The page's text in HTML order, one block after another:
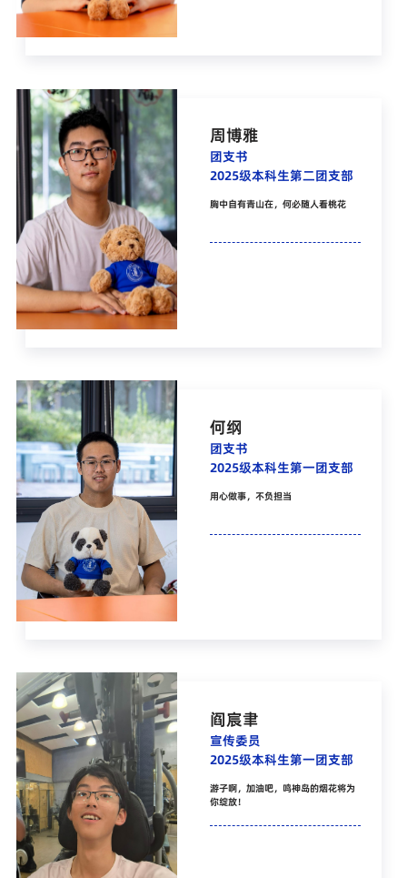
周博雅
团支书
2025级本科生第二团支部
胸中自有青山在，何必随人看桃花
何纲
团支书
2025级本科生第一团支部
用心做事，不负担当
阎宸聿
宣传委员
2025级本科生第一团支部
游子啊，加油吧，鸣神岛的烟花将为
你绽放！